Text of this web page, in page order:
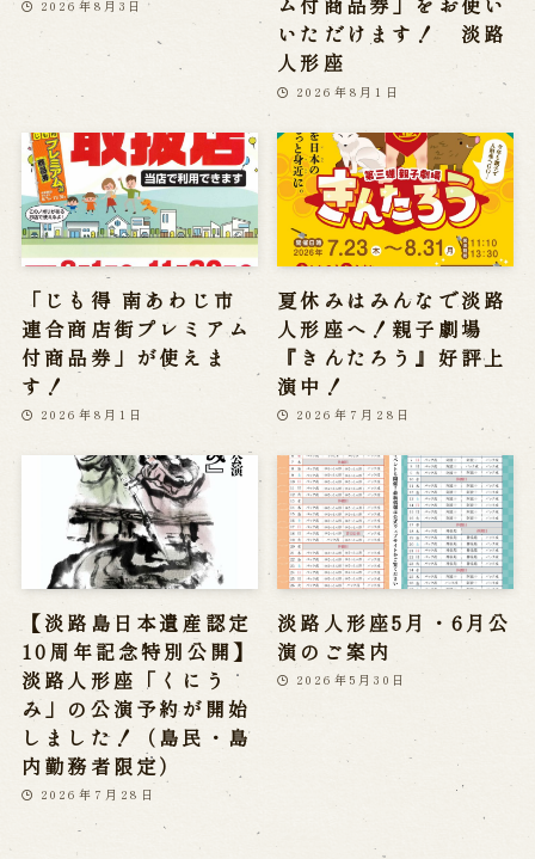
2026年8月3日
いただけます！ 淡路
人形座
2026年8月1日
「じも得 南あわじ市
連合商店街プレミアム
付商品券」が使えま
す！
2026年8月1日
夏休みはみんなで淡路
人形座へ！親子劇場
『きんたろう』好評上
演中！
2026年7月28日
【淡路島日本遺産認定
10周年記念特別公開】
淡路人形座「くにう
み」の公演予約が開始
しました！（島民・島
内勤務者限定）
2026年7月28日
淡路人形座5月・6月公
演のご案内
2026年5月30日